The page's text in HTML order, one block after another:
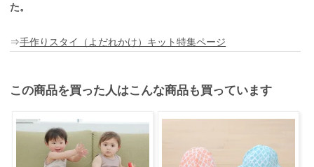
た。
⇒手作りスタイ（よだれかけ）キット特集ページ
この商品を買った人はこんな商品も買っています